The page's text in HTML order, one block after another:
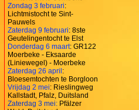
Zondag 3 februari:
Lichtmistocht te Sint-
Pauwels
Zaterdag 9 februari: 8ste
Geutelingentocht te Elst
Donderdag 6 maart: GR122
Moerbeke - Eksaarde
(Liniewegel) - Moerbeke
Zaterdag 26 april:
Bloesemtochten te Borgloon
Vrijdag 2 mei: Rieslingweg
Kallstadt, Pfalz, Duitsland
Zaterdag 3 mei: Pfälzer